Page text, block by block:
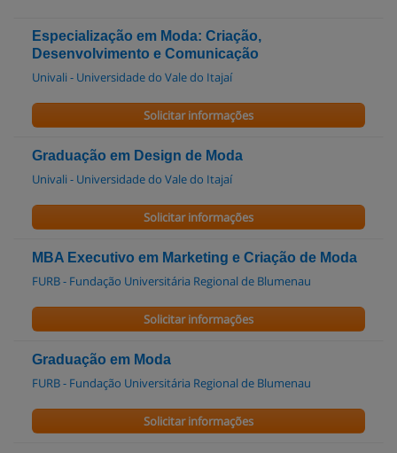
Especialização em Moda: Criação,
Desenvolvimento e Comunicação
Univali - Universidade do Vale do Itajaí
Solicitar informações
Graduação em Design de Moda
Univali - Universidade do Vale do Itajaí
Solicitar informações
MBA Executivo em Marketing e Criação de Moda
FURB - Fundação Universitária Regional de Blumenau
Solicitar informações
Graduação em Moda
FURB - Fundação Universitária Regional de Blumenau
Solicitar informações